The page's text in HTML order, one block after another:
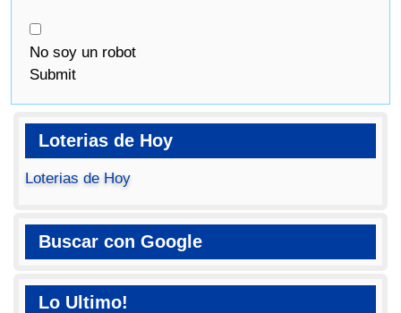
No soy un robot
Submit
Loterias de Hoy
Loterias de Hoy
Buscar con Google
Lo Ultimo!